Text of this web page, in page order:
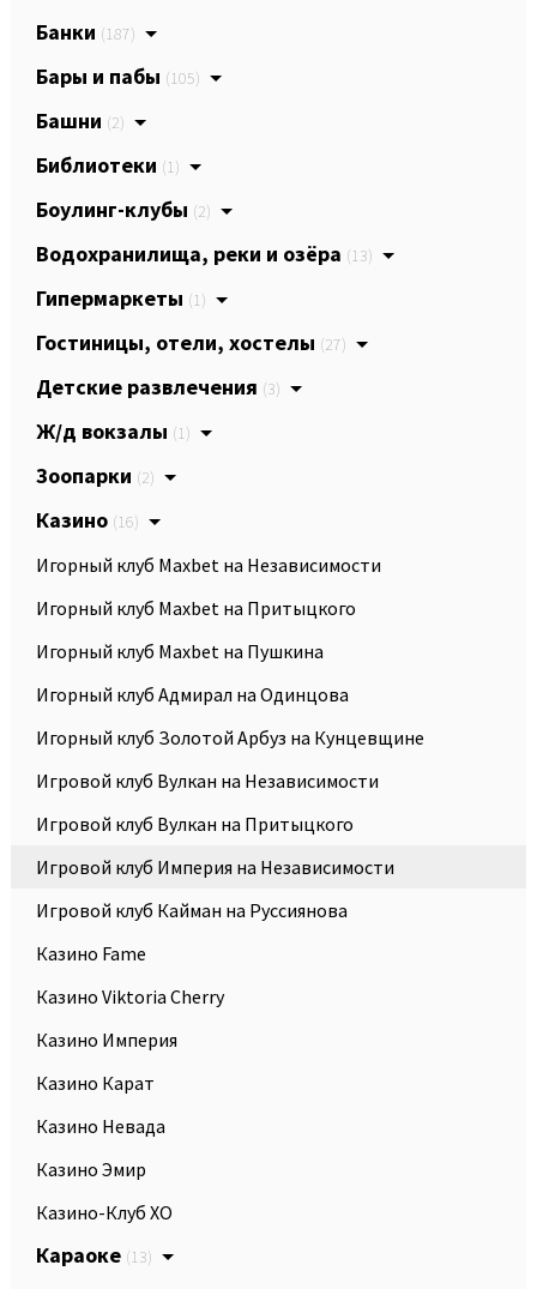
Банки (187)
Бары и пабы (105)
Башни (2)
Библиотеки (1)
Боулинг-клубы (2)
Водохранилища, реки и озёра (13)
Гипермаркеты (1)
Гостиницы, отели, хостелы (27)
Детские развлечения (3)
Ж/д вокзалы (1)
Зоопарки (2)
Казино (16)
Игорный клуб Maxbet на Независимости
Игорный клуб Maxbet на Притыцкого
Игорный клуб Maxbet на Пушкина
Игорный клуб Адмирал на Одинцова
Игорный клуб Золотой Арбуз на Кунцевщине
Игровой клуб Вулкан на Независимости
Игровой клуб Вулкан на Притыцкого
Игровой клуб Империя на Независимости
Игровой клуб Кайман на Руссиянова
Казино Fame
Казино Viktoria Cherry
Казино Империя
Казино Карат
Казино Невада
Казино Эмир
Казино-Клуб XO
Караоке (13)